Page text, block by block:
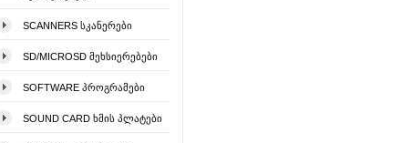
SCANNERS ᲡᲙᲐᲜᲔᲠᲔᲑᲘ
SD/MICROSD ᲛᲔᲮᲡᲘᲔᲠᲔᲑᲔᲑᲘ
SOFTWARE ᲞᲠᲝᲒᲠᲐᲛᲔᲑᲘ
SOUND CARD ᲮᲛᲘᲡ ᲞᲚᲐᲢᲔᲑᲘ